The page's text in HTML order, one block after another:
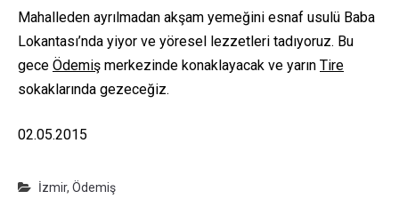
Mahalleden ayrılmadan akşam yemeğini esnaf usulü Baba
Lokantası’nda yiyor ve yöresel lezzetleri tadıyoruz. Bu
gece Ödemiş merkezinde konaklayacak ve yarın Tire
sokaklarında gezeceğiz.
02.05.2015
İzmir, Ödemiş